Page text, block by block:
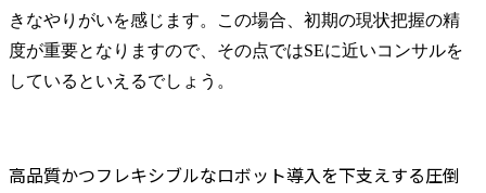
きなやりがいを感じます。この場合、初期の現状把握の精
度が重要となりますので、その点ではSEに近いコンサルを
しているといえるでしょう。
高品質かつフレキシブルなロボット導入を下支えする圧倒